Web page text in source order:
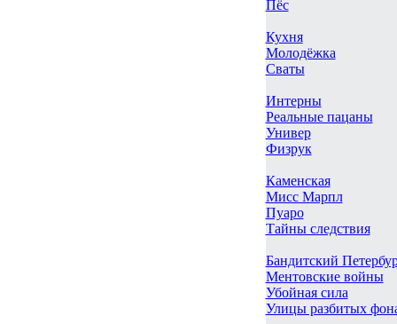
Пёс
Кухня
Молодёжка
Сваты
Интерны
Реальные пацаны
Универ
Физрук
Каменская
Мисс Марпл
Пуаро
Тайны следствия
Бандитский
Ментовские войны
Убойная сила
Улицы разбитых